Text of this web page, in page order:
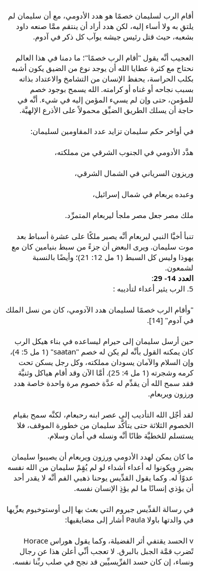
أقام الرب لسليمان خصمًا هو هدد الأدومي، مع أن سليمان لم
يلتقِ به ولا أساء إليه، لكن هدد أراد أن ينتقم ممَّا صنعه داود
بشعبه، حيث قتل رئيس جيشه يوآب كل ذكر في آدوم.
العجيب أنَّه يقول "أقام الرب خصمًا"؛ ما دمنا في هذا العالم
نحتاج مع كثرة عطايا الله أن يوجد نوع من الضيق يكون أشبه
بكلب الحراسة، يحفظ الإنسان من التشامخ والاعتداد بذاته
بسبب نجاحه أو غناه أو كرامته. الله يسمح بوجود خصم
للمؤمن، حتى وإن لم يسيء المؤمن إليه في شيء. أنَّه في
حاجة أن يسلك الطريق الضيِّق محمولاً على الأذرع الإلهيَّة.
في أواخر حكم سليمان تزايد عدد المقاومين لسليمان:
هدَّد الأدومي في الجنوب الشرقي من مملكته،
وريزون السرياني في الشمال الشرقي،
وعبده يربعام في شمال إسرائيل،
ملك مصر جعل مصر ملجأ ليربعام المتمرِّد.
تنبأ أخيَّا النبي ليربعام أنَّه يصير ملكًا على عشرة أسباط بعد
موت سليمان. ويرى البعض أن جزءً من سبط بنيامين كان مع
يهوذا وليس كل السبط (1 مل 12: 21)؛ وأيضًا بالنسبة
لشمعون.
العدد 14- 29
:
5. الرب يثير أعداء لتأديبه :
"وأقام الرب خصمًا لسليمان هدد الآدومي، كان من نسل الملك
في آدوم" [14].
حين أرسل سليمان إلى حيرام ليساعده في بناء هيكل الرب
كان يمكنه القول بأنَّه لم يكن له خصم "saatan" (1 مل 5: 4)،
وإن السلام والآمان يسودان مملكته، وكل رجل يسكن تحت
كرمه وشجرته (1 مل 4: 25). أمَّا الآن وقد أقام هياكل وثنيَّة
فقد سمح الله أن يقدِّم له عدَّة خصوم مرة واحدة خاصة هدد
ورزون ويربعام.
لقد أجّل الله التأديب إلى عصر ابنه رحبعام، لكنَّه سمح بقيام
الخصوم الثلاثة حتى يتأكَّد سليمان من خطورة الموقف، فلا
يستسلم للخطيَّة ظانًا أنَّه ونسله في أمان وسلام.
ما كان يمكن لهدد الأدومي ورزون ويربعام أن يصيبوا سليمان
بضررٍ ويكونوا له أعداء أشداء لو لم يُقٍمْ سليمان من الله نفسه
عدوًا له. وكما يقول القدِّيس يوحنا ذهبي الفم أنَّه لا يقدر أحد
أن يؤذي إنسانًا ما لم يؤذِ الإنسان نفسه.
في رسالة القدِّيس جيروم التي بعث بها إلى أوستوخيوم يعزِّيها
في والدتها باولا Paula أشار إلى مضايقيها:
v الحسد يقتفي أثر الفضيلة، وكما يقول هوراس Horace
تًضرب قمَّة الجبل بالبرق. لا تعجب أنِّي أعلن هذا عن رجال
ونساء، إن كان حسد الفرِّيسيِّين قد نجح في صلب ربِّنا نفسه.